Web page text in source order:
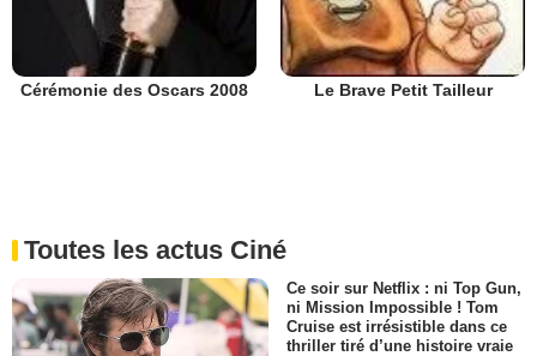
Cérémonie des Oscars 2008 Le Brave Petit Tailleur
Toutes les actus Ciné
Ce soir sur Netflix : ni Top Gun,
ni Mission Impossible ! Tom
Cruise est irrésistible dans ce
thriller tiré d’une histoire vraie